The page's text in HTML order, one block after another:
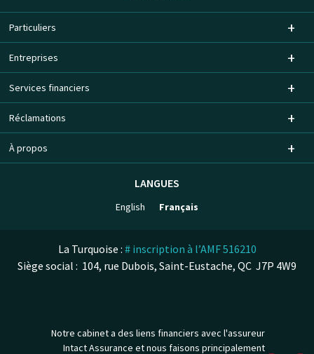
Particuliers
Entreprises
Services financiers
Réclamations
À propos
LANGUES
English Français
La Turquoise : # inscription à l’AMF 516210
Siège social : 104, rue Dubois, Saint-Eustache, QC J7P 4W9
Notre cabinet a des liens financiers avec l'assureur
Intact Assurance et nous faisons principalement